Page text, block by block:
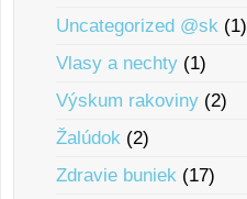
Uncategorized @sk (1)
Vlasy a nechty (1)
Výskum rakoviny (2)
Žalúdok (2)
Zdravie buniek (17)